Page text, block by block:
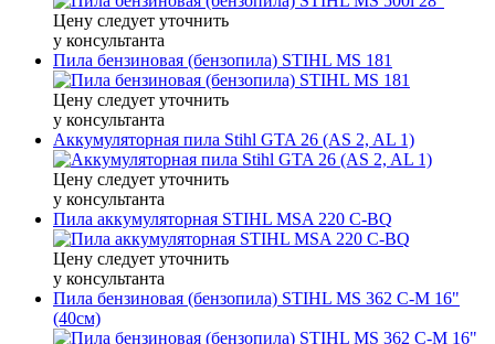
Цену следует уточнить
у консультанта
Пила бензиновая (бензопила) STIHL MS 181
Цену следует уточнить
у консультанта
Аккумуляторная пила Stihl GTA 26 (AS 2, AL 1)
Цену следует уточнить
у консультанта
Пила аккумуляторная STIHL MSA 220 C-BQ
Цену следует уточнить
у консультанта
Пила бензиновая (бензопила) STIHL MS 362 C-M 16"
(40см)